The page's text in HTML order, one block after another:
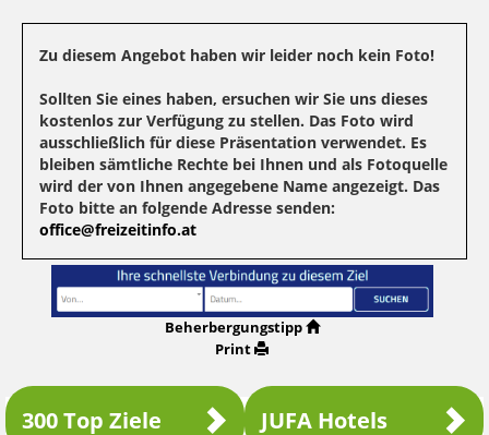
Zu diesem Angebot haben wir leider noch kein Foto!
Sollten Sie eines haben, ersuchen wir Sie uns dieses
kostenlos zur Verfügung zu stellen. Das Foto wird
ausschließlich für diese Präsentation verwendet. Es
bleiben sämtliche Rechte bei Ihnen und als Fotoquelle
wird der von Ihnen angegebene Name angezeigt. Das
Foto bitte an folgende Adresse senden:
office@freizeitinfo.at
Beherbergungstipp
Print
300 Top Ziele JUFA Hotels